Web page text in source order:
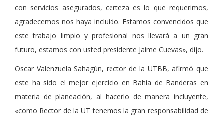
con servicios asegurados, certeza es lo que requerimos,
agradecemos nos haya incluido. Estamos convencidos que
este trabajo limpio y profesional nos llevará a un gran
futuro, estamos con usted presidente Jaime Cuevas», dijo.
Oscar Valenzuela Sahagún, rector de la UTBB, afirmó que
este ha sido el mejor ejercicio en Bahía de Banderas en
materia de planeación, al hacerlo de manera incluyente,
«como Rector de la UT tenemos la gran responsabilidad de